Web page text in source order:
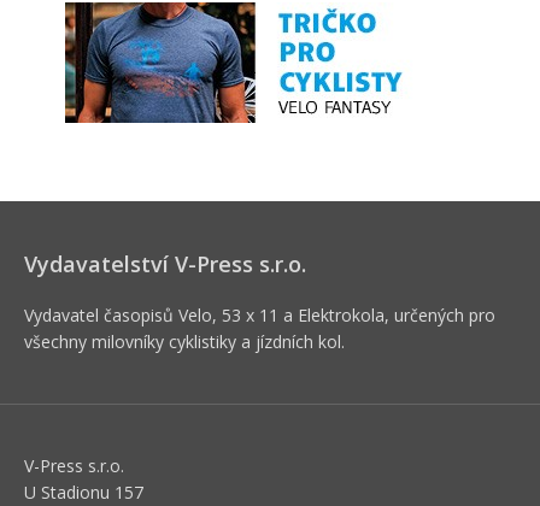
Vydavatelství V-Press s.r.o.
Vydavatel časopisů Velo, 53 x 11 a Elektrokola, určených pro
všechny milovníky cyklistiky a jízdních kol.
V-Press s.r.o.
U Stadionu 157